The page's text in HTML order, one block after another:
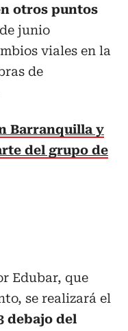
otros puntos
junio
viales en la
de
Barranquilla y
del grupo de
Edubar, que
se realizará el
debajo del